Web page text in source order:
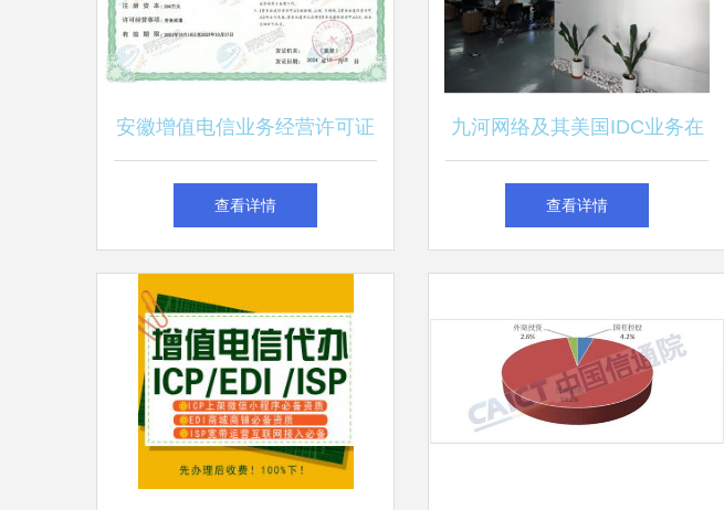
安徽增值电信业务经营许可证
资质申请指南——第一类增值
查看详情
九河网络及其美国IDC业务在
第二类增值电信服务中的应用
查看详情